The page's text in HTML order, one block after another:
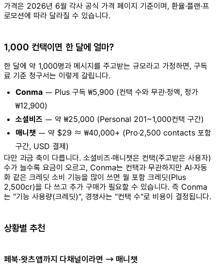
가격은 2026년 6월 각사 공식 가격 페이지 기준이며, 환율·플랜·프
로모션에 따라 달라질 수 있습니다.
1,000 컨택이면 한 달에 얼마?
한 달에 약 1,000명과 메시지를 주고받는 규모라고 가정하면, 구독
료 기준 청구서는 이렇게 갈립니다.
Conma — Plus 구독 ₩5,900 (컨택 수와 무관·정액, 정가
₩12,900)
소셜비즈 — 약 ₩25,000 (Personal 201~1,000컨택 구간)
매니챗 — 약 $29 ≈ ₩40,000+ (Pro·2,500 contacts 포함
구간, USD 결제)
다만 과금 축이 다릅니다. 소셜비즈·매니챗은 컨택(주고받은 사용자)
수가 늘수록 요금이 오르고, Conma는 컨택과 무관하지만 AI·자동
화 같은 크레딧 소비 기능을 많이 쓰면 월 포함 크레딧(Plus
2,500cr)을 다 쓰고 추가 구매가 필요할 수 있습니다. 즉 Conma
는 "기능 사용량(크레딧)", 경쟁사는 "컨택 수"로 비용이 결정됩니다.
상황별 추천
페북·왓츠앱까지 다채널이라면 → 매니챗